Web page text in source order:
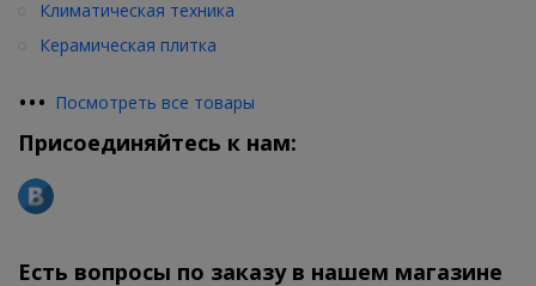
Климатическая техника
Керамическая плитка
••• Посмотреть все товары
Присоединяйтесь к нам:
Есть вопросы по заказу в нашем магазине